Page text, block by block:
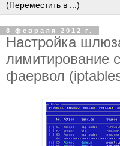
8 февраля 2012 г.
Настройка
лимитирование
фаервол